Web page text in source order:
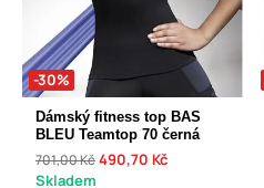
-30%
Dámský fitness top BAS
BLEU Teamtop 70 černá
701,00 Kč490,70 Kč
Skladem